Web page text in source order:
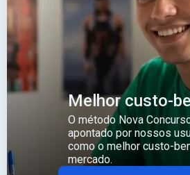
Melhor custo-
O método Nova
apontado por nossos
como o melhor custo-
mercado.